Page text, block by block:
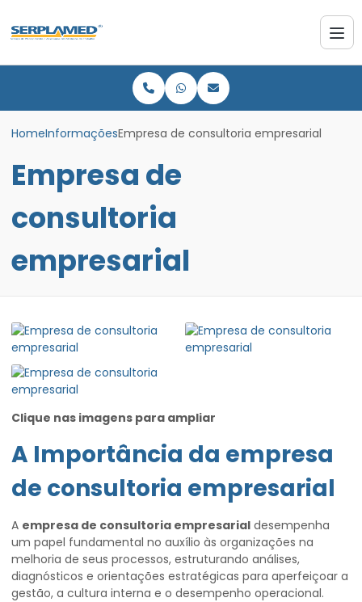
HomeInformaçõesEmpresa de consultoria empresarial
Empresa de
consultoria
empresarial
Clique nas imagens para ampliar
A Importância da empresa
de consultoria empresarial
A empresa de consultoria empresarial desempenha
um papel fundamental no auxílio às organizações na
melhoria de seus processos, estruturando análises,
diagnósticos e orientações estratégicas para aperfeiçoar a
gestão, a cultura interna e o desempenho operacional.